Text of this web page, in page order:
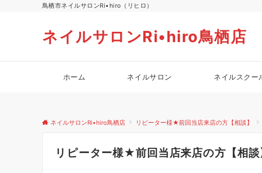
鳥栖市ネイルサロンRi•hiro（リヒロ）
ネイルサロンRi•hiro鳥栖店
ホーム ネイルサロン ネイルスクー
ネイルサロンRi•hiro鳥栖店 リピーター様★前回当店来店の方【相談】
リピーター様★前回当店来店の方【相談